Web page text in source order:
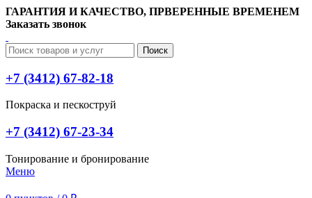
ГАРАНТИЯ И КАЧЕСТВО, ПРВЕРЕННЫЕ ВРЕМЕНЕМ
Заказать звонок
Поиск
+7 (3412) 67-82-18
Покраска и пескоструй
+7 (3412) 67-23-34
Тонирование и бронирование
Меню